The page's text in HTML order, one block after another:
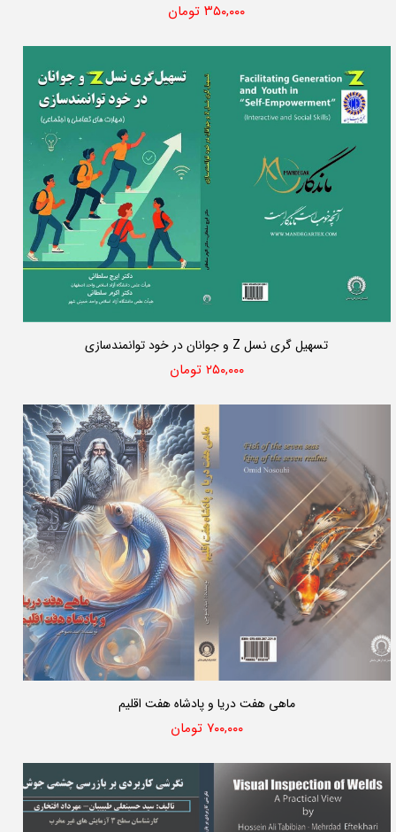
۳۵۰,۰۰۰ تومان
تسهیل گری نسل Z و جوانان در خود توانمندسازی
۲۵۰,۰۰۰ تومان
ماهی هفت دریا و پادشاه هفت اقلیم
۷۰۰,۰۰۰ تومان